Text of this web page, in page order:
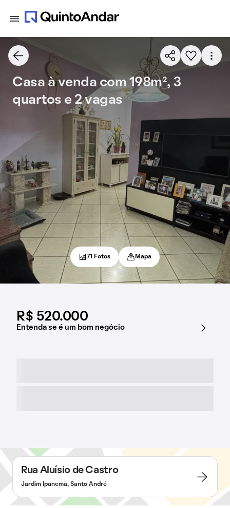
R$ 520.000
Entenda se é um bom negócio
Casa à venda com 198m², 3
quartos e 2 vagas
71 Fotos Mapa
Rua Aluísio de Castro
Jardim Ipanema, Santo André